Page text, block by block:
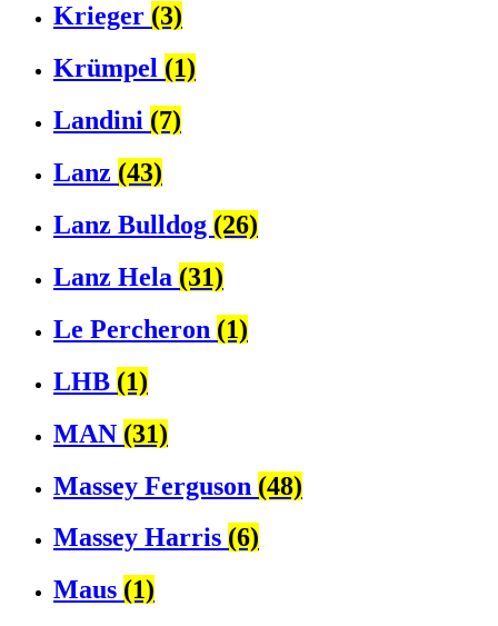
Krieger (3)
Krümpel (1)
Landini (7)
Lanz (43)
Lanz Bulldog (26)
Lanz Hela (31)
Le Percheron (1)
LHB (1)
MAN (31)
Massey Ferguson (48)
Massey Harris (6)
Maus (1)